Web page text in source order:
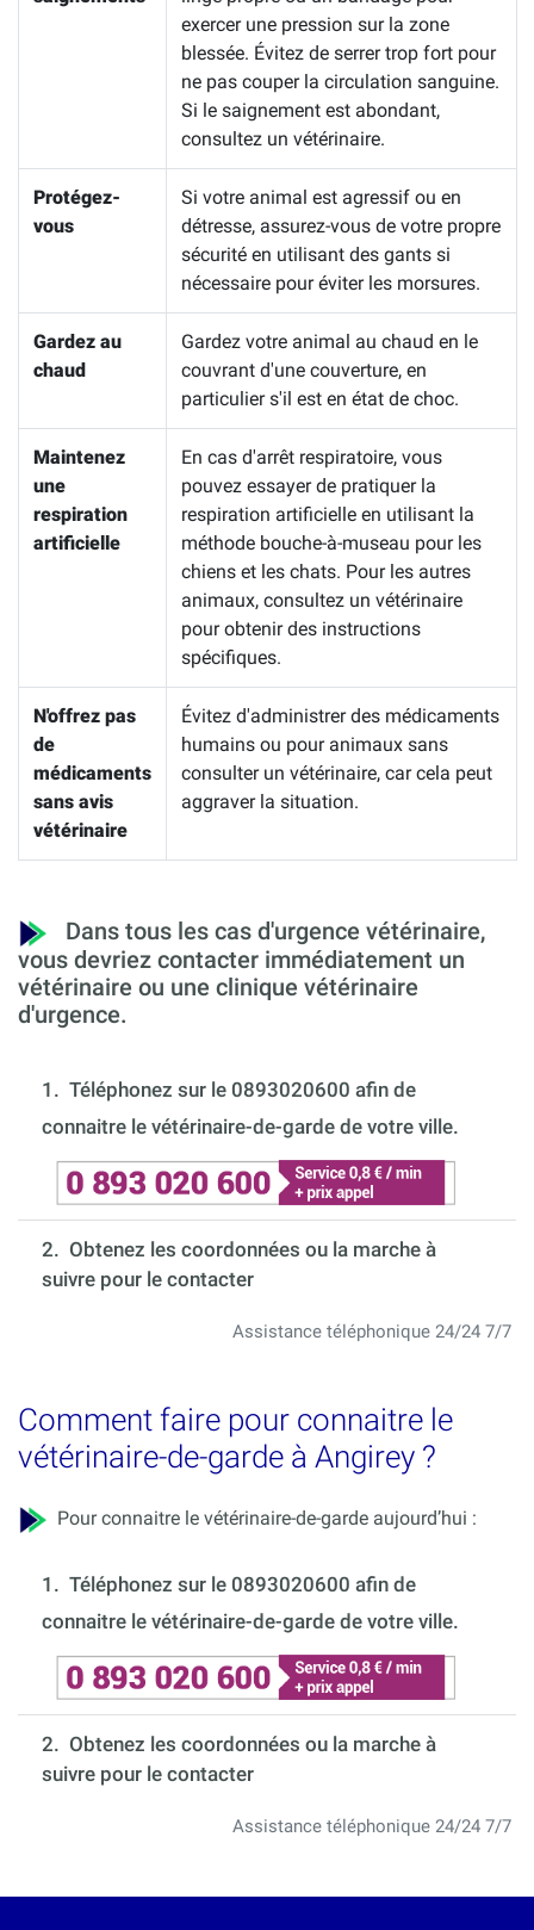
exercer une pression sur la zone
blessée. Évitez de serrer trop fort pour
ne pas couper la circulation sanguine.
Si le saignement est abondant,
consultez un vétérinaire.
Protégez-
vous
Si votre animal est agressif ou en
détresse, assurez-vous de votre propre
sécurité en utilisant des gants si
nécessaire pour éviter les morsures.
Gardez au
chaud
Gardez votre animal au chaud en le
couvrant d'une couverture, en
particulier s'il est en état de choc.
Maintenez
une
respiration
artificielle
En cas d'arrêt respiratoire, vous
pouvez essayer de pratiquer la
respiration artificielle en utilisant la
méthode bouche-à-museau pour les
chiens et les chats. Pour les autres
animaux, consultez un vétérinaire
pour obtenir des instructions
spécifiques.
N'offrez pas
de
médicaments
sans avis
vétérinaire
Évitez d'administrer des médicaments
humains ou pour animaux sans
consulter un vétérinaire, car cela peut
aggraver la situation.
Dans tous les cas d'urgence vétérinaire,
vous devriez contacter immédiatement un
vétérinaire ou une clinique vétérinaire
d'urgence.
1. Téléphonez sur le 0893020600 afin de
connaitre le vétérinaire-de-garde de votre ville.
2. Obtenez les coordonnées ou la marche à
suivre pour le contacter
Assistance téléphonique 24/24 7/7
Comment faire pour connaitre le
vétérinaire-de-garde à Angirey ?
Pour connaitre le vétérinaire-de-garde aujourd’hui :
1. Téléphonez sur le 0893020600 afin de
connaitre le vétérinaire-de-garde de votre ville.
2. Obtenez les coordonnées ou la marche à
suivre pour le contacter
Assistance téléphonique 24/24 7/7